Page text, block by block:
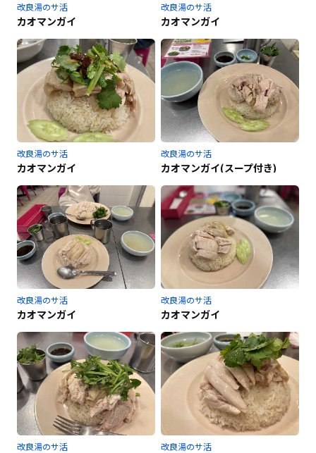
改良湯のサ活
カオマンガイ
改良湯のサ活
カオマンガイ
改良湯のサ活
カオマンガイ
改良湯のサ活
カオマンガイ(スープ付き)
改良湯のサ活
カオマンガイ
改良湯のサ活
カオマンガイ
改良湯のサ活 改良湯のサ活